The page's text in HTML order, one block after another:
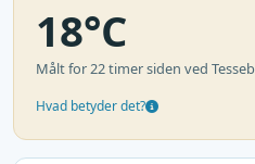
18°C
Målt for 22 timer siden ved
Hvad betyder det?